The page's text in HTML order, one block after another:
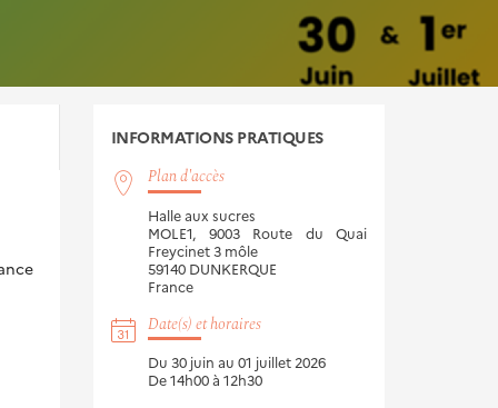
INFORMATIONS PRATIQUES
Plan d'accès
Halle aux sucres
MOLE1, 9003 Route du Quai
Freycinet 3 môle
59140 DUNKERQUE
France
Date(s) et horaires
Du 30 juin au 01 juillet 2026
De 14h00 à 12h30